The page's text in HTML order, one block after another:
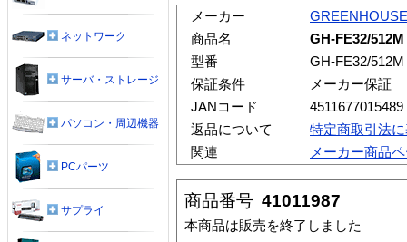
メーカー
GREENHOUSE
商品名
GH-FE32/
型番
GH-FE32/512M
保証条件
メーカー保証
JANコード
4511677015489
返品について
特定商取引法
関連
メーカー商品
商品番号 41011987
本商品は販売を終了しました
ネットワーク
サーバ・ストレージ
パソコン・周辺機器
PCパーツ
サプライ